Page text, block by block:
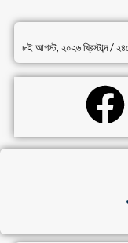
৮ই আগস্ট, ২০২৬ খ্রিস্টাব্দ /